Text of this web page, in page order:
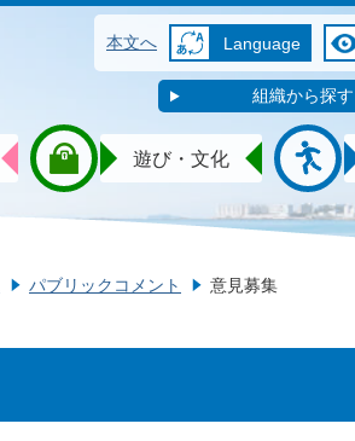
本文へ Language
組織から探す
遊び・文化
パブリックコメント 意見募集